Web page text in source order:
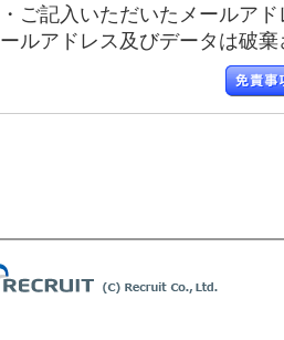
・ご記入いただいたメールア
ールアドレス及びデータは破